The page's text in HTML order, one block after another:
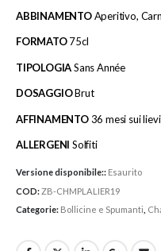
ABBINAMENTOAperitivo,
FORMATO75cl
TIPOLOGIASans Année
DOSAGGIOBrut
AFFINAMENTO36 mesi sui
ALLERGENI Solfiti
Versione disponibile:: Esaurito
COD:ZB-CHMPLALIER19
Categorie: Bollicine e Spumanti